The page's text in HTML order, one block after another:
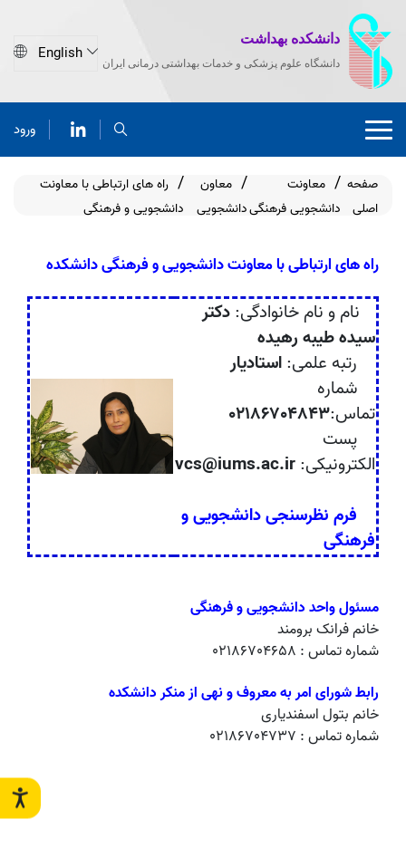
دانشکده بهداشت
دانشگاه علوم پزشکی و خدمات بهداشتی درمانی ایران
ورود
صفحه
اصلی
معاونت
دانشجویی فرهنگی
معاون
دانشجویی
راه های ارتباطی با معاونت
دانشجویی و فرهنگی
راه های ارتباطی با معاونت دانشجویی و فرهنگی دانشکده
نام و نام خانوادگی: دکتر
سیده طیبه رهیده
رتبه علمی: استادیار
شماره
تماس:02186704843
پست
الکترونیکی: vcs@iums.ac.ir
فرم نظرسنجی دانشجویی و
فرهنگی
مسئول واحد دانشجویی و فرهنگی
خانم فرانک برومند
شماره تماس : 02186704658
رابط شورای امر به معروف و نهی از منکر دانشکده
خانم بتول اسفندیاری
شماره تماس : 02186704737